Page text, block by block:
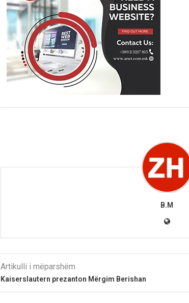
B.M
Artikulli i mëparshëm
Kaiserslautern prezanton Mërgim Berishan